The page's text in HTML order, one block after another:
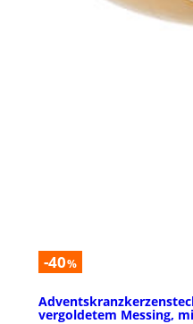
-40%
vergoldetem Messing,